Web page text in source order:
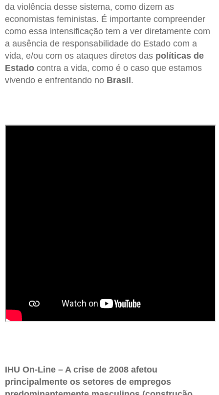
da violência desse sistema, como dizem as
economistas feministas. É importante compreender
como essa intensificação tem a ver diretamente com
a ausência de responsabilidade do Estado com a
vida, e/ou com os ataques diretos das políticas de
Estado contra a vida, como é o caso que estamos
vivendo e enfrentando no Brasil.
IHU On-Line – A crise de 2008 afetou
principalmente os setores de empregos